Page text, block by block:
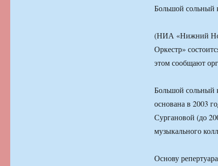
Большой сольный
(НИА «Нижний
Оркестр»
этом сообщают
Большой сольный
основана в 2003
Сургановой (до
музыкального
Основу